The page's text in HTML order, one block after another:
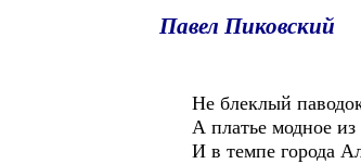
Павел Пиковский
Не блеклый
А платье модное
И в темпе города